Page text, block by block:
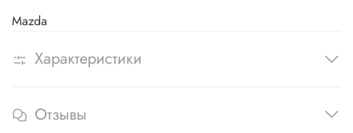
Mazda
Характеристики
Отзывы